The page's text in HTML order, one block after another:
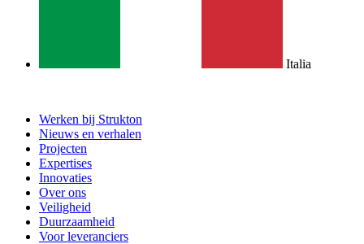
Italia
Werken bij Strukton
Nieuws en verhalen
Projecten
Expertises
Innovaties
Over ons
Veiligheid
Duurzaamheid
Voor leveranciers